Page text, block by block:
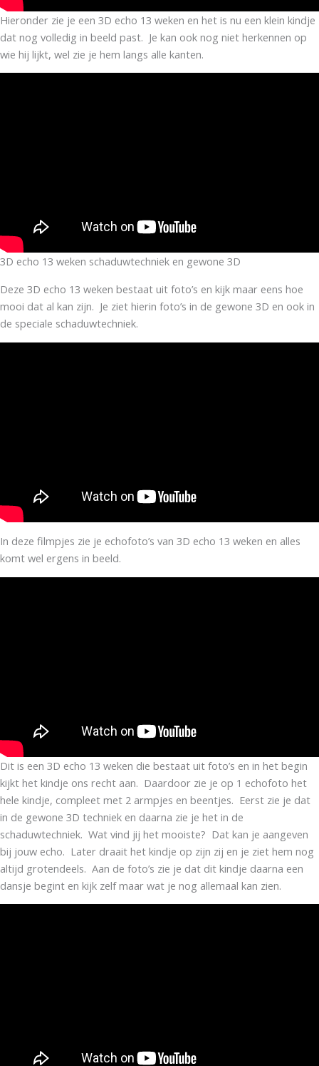
Hieronder zie je een 3D echo 13 weken en het is nu een klein kindje
dat nog volledig in beeld past. Je kan ook nog niet herkennen op
wie hij lijkt, wel zie je hem langs alle kanten.
3D echo 13 weken schaduwtechniek en gewone 3D
Deze 3D echo 13 weken bestaat uit foto’s en kijk maar eens hoe
mooi dat al kan zijn. Je ziet hierin foto’s in de gewone 3D en ook in
de speciale schaduwtechniek.
In deze filmpjes zie je echofoto’s van 3D echo 13 weken en alles
komt wel ergens in beeld.
Dit is een 3D echo 13 weken die bestaat uit foto’s en in het begin
kijkt het kindje ons recht aan. Daardoor zie je op 1 echofoto het
hele kindje, compleet met 2 armpjes en beentjes. Eerst zie je dat
in de gewone 3D techniek en daarna zie je het in de
schaduwtechniek. Wat vind jij het mooiste? Dat kan je aangeven
bij jouw echo. Later draait het kindje op zijn zij en je ziet hem nog
altijd grotendeels. Aan de foto’s zie je dat dit kindje daarna een
dansje begint en kijk zelf maar wat je nog allemaal kan zien.